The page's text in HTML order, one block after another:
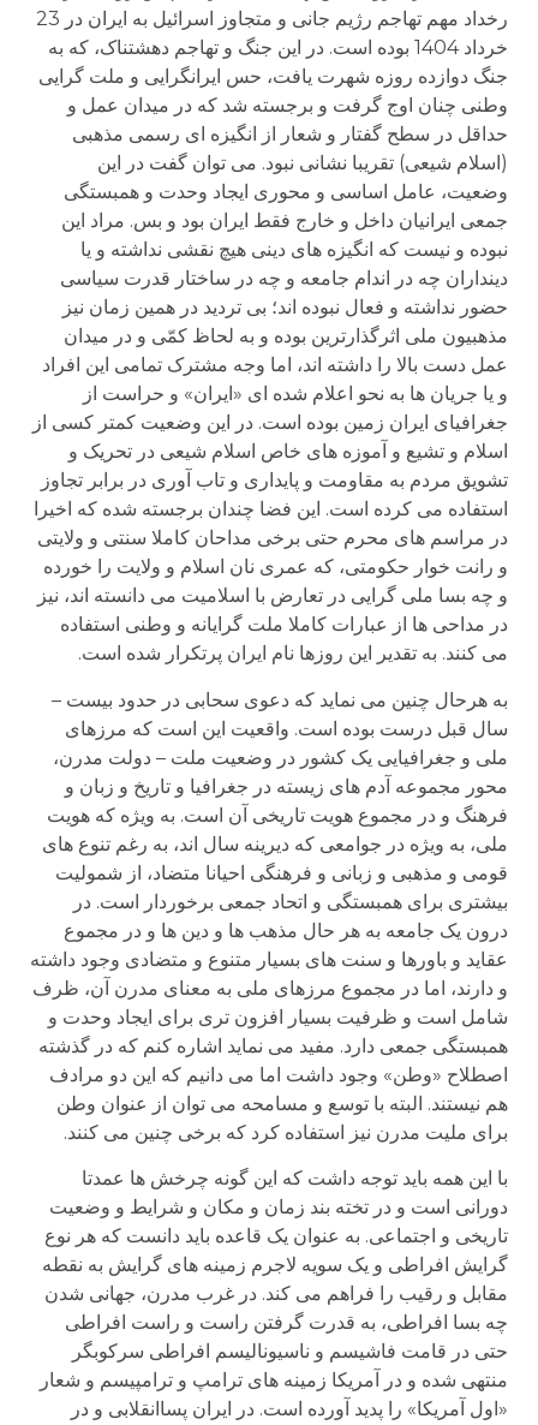
رخداد مهم تهاجم رژیم جانی و متجاوز اسرائیل به ایران در 23
خرداد 1404 بوده است. در این جنگ و تهاجم دهشتناک، که به
جنگ دوازده روزه شهرت یافت، حس ایرانگرایی و ملت گرایی
وطنی چنان اوج گرفت و برجسته شد که در میدان عمل و
حداقل در سطح گفتار و شعار از انگیزه ای رسمی مذهبی
(اسلام شیعی) تقریبا نشانی نبود. می توان گفت در این
وضعیت، عامل اساسی و محوری ایجاد وحدت و همبستگی
جمعی ایرانیان داخل و خارج فقط ایران بود و بس. مراد این
نبوده و نیست که انگیزه های دینی هیچ نقشی نداشته و یا
دینداران چه در اندام جامعه و چه در ساختار قدرت سیاسی
حضور نداشته و فعال نبوده اند؛ بی تردید در همین زمان نیز
مذهبیون ملی اثرگذارترین بوده و به لحاظ کمّی و در میدان
عمل دست بالا را داشته اند، اما وجه مشترک تمامی این افراد
و یا جریان ها به نحو اعلام شده ای «ایران» و حراست از
جغرافیای ایران زمین بوده است. در این وضعیت کمتر کسی از
اسلام و تشیع و آموزه های خاص اسلام شیعی در تحریک و
تشویق مردم به مقاومت و پایداری و تاب آوری در برابر تجاوز
استفاده می کرده است. این فضا چندان برجسته شده که اخیرا
در مراسم های محرم حتی برخی مداحان کاملا سنتی و ولایتی
و رانت خوار حکومتی، که عمری نان اسلام و ولایت را خورده
و چه بسا ملی گرایی در تعارض با اسلامیت می دانسته اند، نیز
در مداحی ها از عبارات کاملا ملت گرایانه و وطنی استفاده
می کنند. به تقدیر این روزها نام ایران پرتکرار شده است.
به هرحال چنین می نماید که دعوی سحابی در حدود بیست –
سال قبل درست بوده است. واقعیت این است که مرزهای
ملی و جغرافیایی یک کشور در وضعیت ملت – دولت مدرن،
محور مجموعه آدم های زیسته در جغرافیا و تاریخ و زبان و
فرهنگ و در مجموع هویت تاریخی آن است. به ویژه که هویت
ملی، به ویژه در جوامعی که دیرینه سال اند، به رغم تنوع های
قومی و مذهبی و زبانی و فرهنگی احیانا متضاد، از شمولیت
بیشتری برای همبستگی و اتحاد جمعی برخوردار است. در
درون یک جامعه به هر حال مذهب ها و دین ها و در مجموع
عقاید و باورها و سنت های بسیار متنوع و متضادی وجود داشته
و دارند، اما در مجموع مرزهای ملی به معنای مدرن آن، ظرف
شامل است و ظرفیت بسیار افزون تری برای ایجاد وحدت و
همبستگی جمعی دارد. مفید می نماید اشاره کنم که در گذشته
اصطلاح «وطن» وجود داشت اما می دانیم که این دو مرادف
هم نیستند. البته با توسع و مسامحه می توان از عنوان وطن
برای ملیت مدرن نیز استفاده کرد که برخی چنین می کنند.
با این همه باید توجه داشت که این گونه چرخش ها عمدتا
دورانی است و در تخته بند زمان و مکان و شرایط و وضعیت
تاریخی و اجتماعی. به عنوان یک قاعده باید دانست که هر نوع
گرایش افراطی و یک سویه لاجرم زمینه های گرایش به نقطه
مقابل و رقیب را فراهم می کند. در غرب مدرن، جهانی شدن
چه بسا افراطی، به قدرت گرفتن راست و راست افراطی
حتی در قامت فاشیسم و ناسیونالیسم افراطی سرکوبگر
منتهی شده و در آمریکا زمینه های ترامپ و ترامپیسم و شعار
«اول آمریکا» را پدید آورده است. در ایران پساانقلابی و در